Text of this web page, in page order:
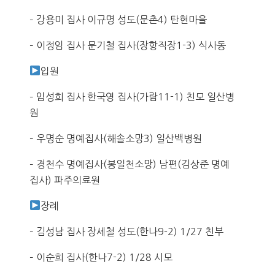
– 강용미 집사 이규명 성도(문촌4) 탄현마을
– 이정임 집사 문기철 집사(장항직장1-3) 식사동
입원
– 임성희 집사 한국영 집사(가람11-1) 친모 일산병
원
– 우명순 명예집사(해솔소망3) 일산백병원
– 경천수 명예집사(봉일천소망) 남편(김상준 명예
집사) 파주의료원
장례
– 김성남 집사 장세철 성도(한나9-2) 1/27 친부
– 이순희 집사(한나7-2) 1/28 시모